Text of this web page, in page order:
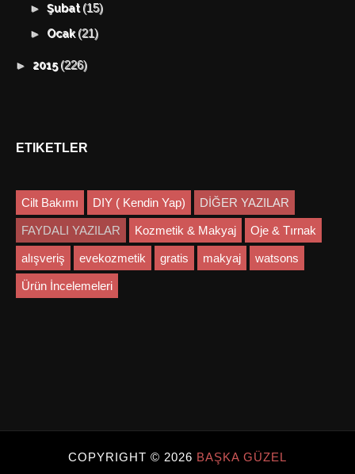
►Şubat(15)
► Ocak(21)
► 2015(226)
ETIKETLER
Cilt Bakımı DIY ( Kendin Yap) DİĞER YAZILAR
FAYDALI YAZILAR Kozmetik & Makyaj Oje & Tırnak
alışveriş evekozmetik gratis makyaj watsons
Ürün İncelemeleri
COPYRIGHT © 2026 BAŞKA GÜZEL